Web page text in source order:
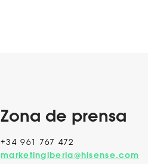
Zona de prensa
+34 961 767 472
marketingiberia@hisense.com